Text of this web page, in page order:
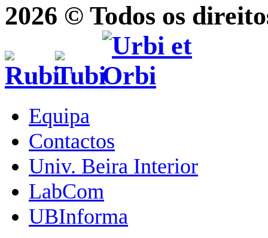
2026 © Todos os
Equipa
Contactos
Univ. Beira Interior
LabCom
UBInforma